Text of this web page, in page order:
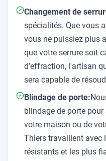
Changement de
spécialités. Que vous
vous ne puissiez plus
que votre serrure soit
d’effraction, l'artisan
sera capable de
Blindage de porte:
blindage de porte
votre maison ou de
Thiers travaillent avec
résistants et les plus